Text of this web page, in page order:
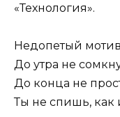
«Технология».
Hедопетый
До утpа не сомкну
До конца не
Ты не спишь, как